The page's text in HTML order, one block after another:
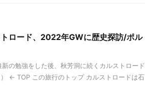
ロード、2022年GWに歴史探訪/ポル
の勉強をした後、秋芳洞に続くカルストロード
← TOP この旅行のトップ カルストロードは石